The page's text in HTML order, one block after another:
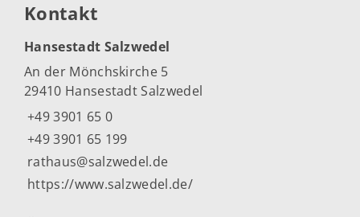
Kontakt
Hansestadt Salzwedel
An der Mönchskirche 5
29410 Hansestadt Salzwedel
+49 3901 65 0
+49 3901 65 199
rathaus@salzwedel.de
https://www.salzwedel.de/